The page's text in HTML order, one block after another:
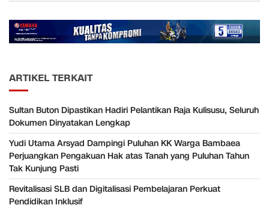
ARTIKEL TERKAIT
Sultan Buton Dipastikan Hadiri Pelantikan Raja Kulisusu, Seluruh
Dokumen Dinyatakan Lengkap
Yudi Utama Arsyad Dampingi Puluhan KK Warga Bambaea
Perjuangkan Pengakuan Hak atas Tanah yang Puluhan Tahun
Tak Kunjung Pasti
Revitalisasi SLB dan Digitalisasi Pembelajaran Perkuat
Pendidikan Inklusif